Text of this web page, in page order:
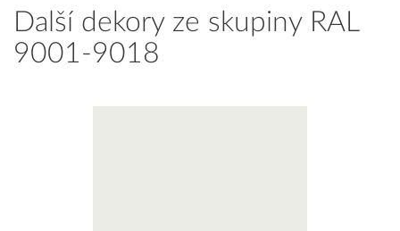
Další dekory ze skupiny RAL
9001-9018